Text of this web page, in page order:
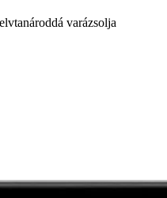
varázsolja